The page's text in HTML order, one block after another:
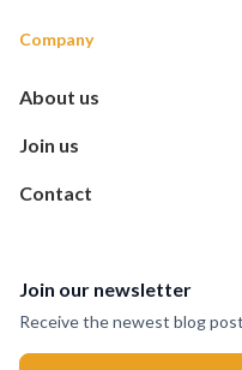
Company
About us
Join us
Contact
Join our newsletter
Receive the newest blog